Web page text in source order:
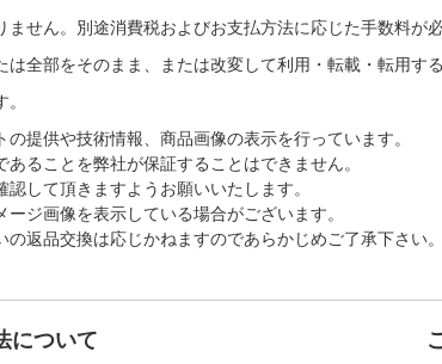
せん。別途消費税およびお支払方法に応じた手数料が必
全部をそのまま、または改変して利用・転載・転用する
提供や技術情報、商品画像の表示を行っています。
ることを弊社が保証することはできません。
して頂きますようお願いいたします。
ジ画像を表示している場合がございます。
返品交換は応じかねますのであらかじめご了承下さい。
について